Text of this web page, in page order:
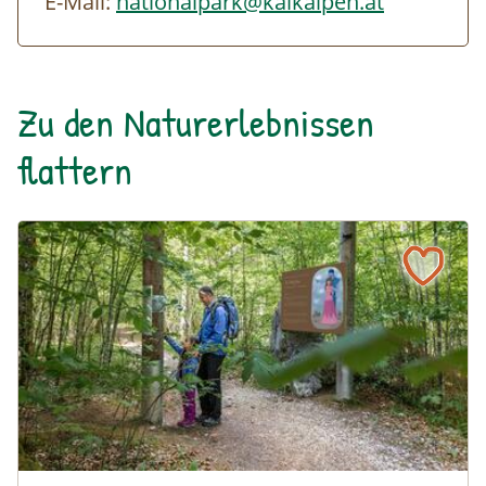
Zu den Naturerlebnissen
flattern